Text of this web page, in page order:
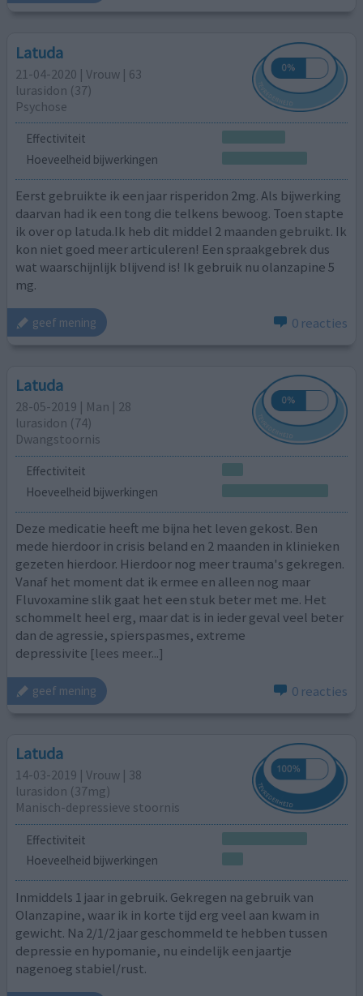
Latuda
21-04-2020 | Vrouw | 63
lurasidon (37)
Psychose
Effectiviteit
Hoeveelheid bijwerkingen
Eerst gebruikte ik een jaar risperidon 2mg. Als bijwerking
daarvan had ik een tong die telkens bewoog. Toen stapte
ik over op latuda.Ik heb dit middel 2 maanden gebruikt. Ik
kon niet goed meer articuleren! Een spraakgebrek dus
wat waarschijnlijk blijvend is! Ik gebruik nu olanzapine 5
mg.
geef mening 0 reacties
Latuda
28-05-2019 | Man | 28
lurasidon (74)
Dwangstoornis
Effectiviteit
Hoeveelheid bijwerkingen
Deze medicatie heeft me bijna het leven gekost. Ben
mede hierdoor in crisis beland en 2 maanden in klinieken
gezeten hierdoor. Hierdoor nog meer trauma's gekregen.
Vanaf het moment dat ik ermee en alleen nog maar
Fluvoxamine slik gaat het een stuk beter met me. Het
schommelt heel erg, maar dat is in ieder geval veel beter
dan de agressie, spierspasmes, extreme
depressivite [lees meer...]
geef mening 0 reacties
Latuda
14-03-2019 | Vrouw | 38
lurasidon (37mg)
Manisch-depressieve stoornis
Effectiviteit
Hoeveelheid bijwerkingen
Inmiddels 1 jaar in gebruik. Gekregen na gebruik van
Olanzapine, waar ik in korte tijd erg veel aan kwam in
gewicht. Na 2/1/2 jaar geschommeld te hebben tussen
depressie en hypomanie, nu eindelijk een jaartje
nagenoeg stabiel/rust.